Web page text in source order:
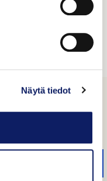
Näytä tiedot